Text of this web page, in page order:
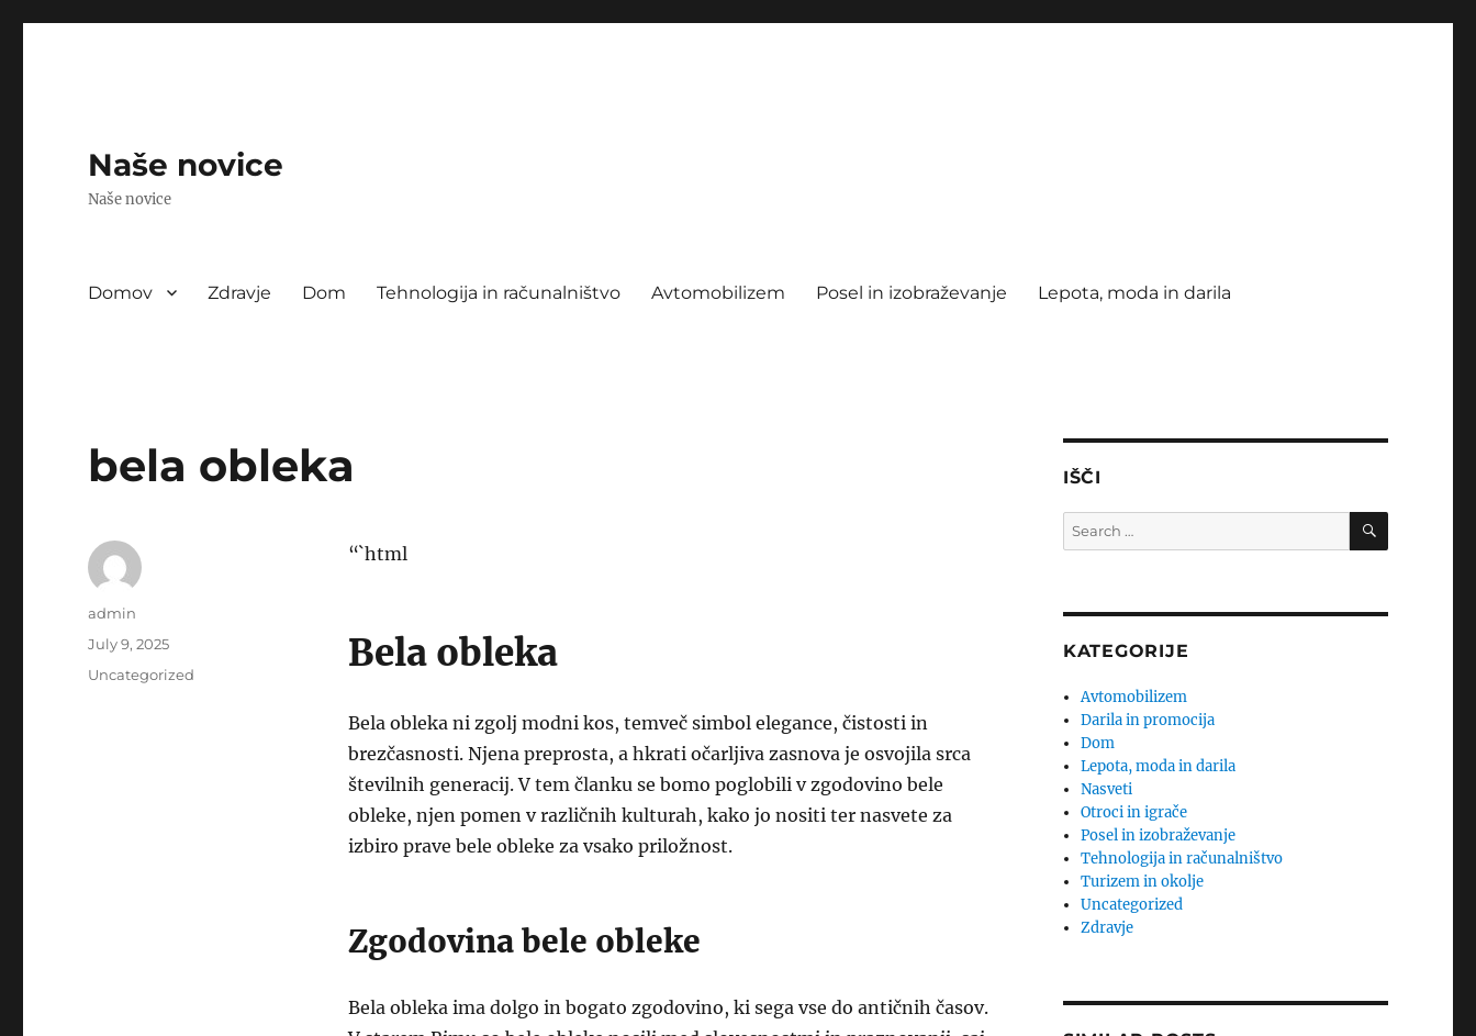
Naše novice
Naše novice
Domov Zdravje Dom Tehnologija in računalništvo Avtomobilizem Posel in izobraževanje Lepota, moda in darila
bela obleka
“`html
Bela obleka
Bela obleka ni zgolj modni kos, temveč simbol elegance, čistosti in
brezčasnosti. Njena preprosta, a hkrati očarljiva zasnova je osvojila srca
številnih generacij. V tem članku se bomo poglobili v zgodovino bele
obleke, njen pomen v različnih kulturah, kako jo nositi ter nasvete za
izbiro prave bele obleke za vsako priložnost.
Zgodovina bele obleke
Bela obleka ima dolgo in bogato zgodovino, ki sega vse do antičnih časov.
Author
admin
Posted
July 9, 2025
Categories
Uncategorized
IŠČI
Search
for:
SEARCH
KATEGORIJE
Avtomobilizem
Darila in promocija
Dom
Lepota, moda in darila
Nasveti
Otroci in igrače
Posel in izobraževanje
Tehnologija in računalništvo
Turizem in okolje
Uncategorized
Zdravje